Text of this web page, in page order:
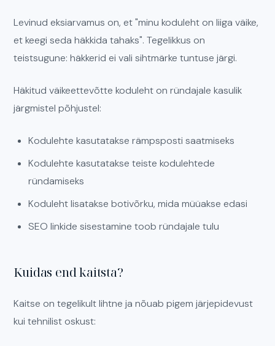
Levinud eksiarvamus on, et "minu koduleht on liiga väike,
et keegi seda häkkida tahaks". Tegelikkus on
teistsugune: häkkerid ei vali sihtmärke tuntuse järgi.
Häkitud väikeettevõtte koduleht on ründajale kasulik
järgmistel põhjustel:
Kodulehte kasutatakse rämpsposti saatmiseks
Kodulehte kasutatakse teiste kodulehtede
ründamiseks
Koduleht lisatakse botivõrku, mida müüakse edasi
SEO linkide sisestamine toob ründajale tulu
Kuidas end kaitsta?
Kaitse on tegelikult lihtne ja nõuab pigem järjepidevust
kui tehnilist oskust: